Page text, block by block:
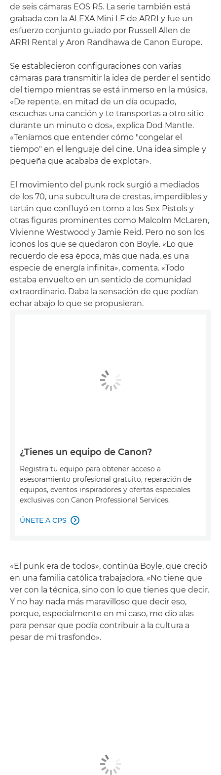
de seis cámaras EOS R5. La serie también está
grabada con la ALEXA Mini LF de ARRI y fue un
esfuerzo conjunto guiado por Russell Allen de
ARRI Rental y Aron Randhawa de Canon Europe.
Se establecieron configuraciones con varias
cámaras para transmitir la idea de perder el sentido
del tiempo mientras se está inmerso en la música.
«De repente, en mitad de un día ocupado,
escuchas una canción y te transportas a otro sitio
durante un minuto o dos», explica Dod Mantle.
«Teníamos que entender cómo "congelar el
tiempo" en el lenguaje del cine. Una idea simple y
pequeña que acababa de explotar».
El movimiento del punk rock surgió a mediados
de los 70, una subcultura de crestas, imperdibles y
tartán que confluyó en torno a los Sex Pistols y
otras figuras prominentes como Malcolm McLaren,
Vivienne Westwood y Jamie Reid. Pero no son los
iconos los que se quedaron con Boyle. «Lo que
recuerdo de esa época, más que nada, es una
especie de energía infinita», comenta. «Todo
estaba envuelto en un sentido de comunidad
extraordinario. Daba la sensación de que podían
echar abajo lo que se propusieran.
¿Tienes un equipo de Canon?
Registra tu equipo para obtener acceso a
asesoramiento profesional gratuito, reparación de
equipos, eventos inspiradores y ofertas especiales
exclusivas con Canon Professional Services.
ÚNETE A CPS 
«El punk era de todos», continúa Boyle, que creció
en una familia católica trabajadora. «No tiene que
ver con la técnica, sino con lo que tienes que decir.
Y no hay nada más maravilloso que decir eso,
porque, especialmente en mi caso, me dio alas
para pensar que podía contribuir a la cultura a
pesar de mi trasfondo».